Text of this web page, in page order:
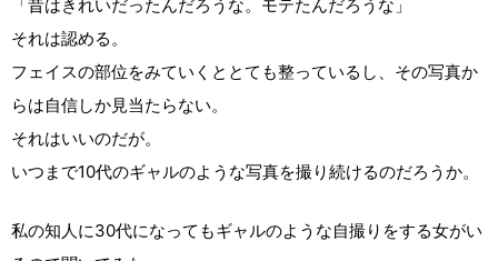
「昔はきれいだったんだろうな。モテたんだろうな」
それは認める。
フェイスの部位をみていくととても整っているし、その写真か
らは自信しか見当たらない。
それはいいのだが。
いつまで10代のギャルのような写真を撮り続けるのだろうか。
私の知人に30代になってもギャルのような自撮りをする女がい